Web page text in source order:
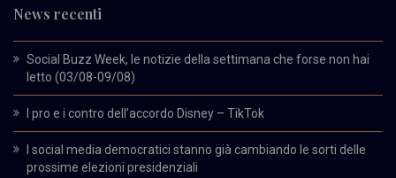
News recenti
Social Buzz Week, le notizie della settimana che forse non hai
letto (03/08-09/08)
I pro e i contro dell’accordo Disney – TikTok
I social media democratici stanno già cambiando le sorti delle
prossime elezioni presidenziali